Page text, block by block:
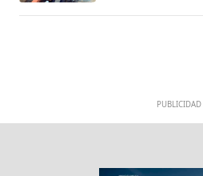
PUBLICIDAD